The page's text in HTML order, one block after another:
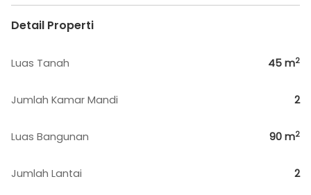
Detail Properti
Luas Tanah 45 m2
Jumlah Kamar Mandi 2
Luas Bangunan 90 m2
Jumlah Lantai 2